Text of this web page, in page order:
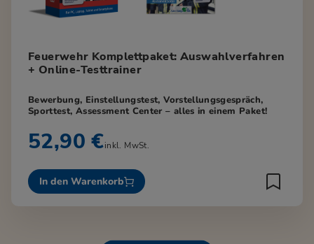
Feuerwehr Komplettpaket: Auswahlverfahren
+ Online-Testtrainer
Bewerbung, Einstellungstest, Vorstellungsgespräch,
Sporttest, Assessment Center – alles in einem Paket!
52,90 €inkl. MwSt.
In den Warenkorb